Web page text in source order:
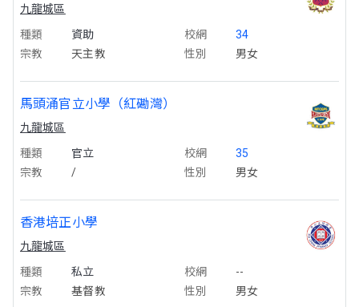
九龍城區
種類
資助
宗教
天主教
校網
34
性別
男女
九龍城區
馬頭涌官立小學（紅磡灣）
種類
官立
宗教
/
校網
35
性別
男女
九龍城區
香港培正小學
種類
私立
宗教
基督教
校網
--
性別
男女